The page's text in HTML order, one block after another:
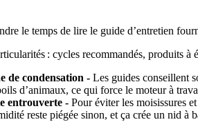
le temps de lire le guide d’entretien
: cycles recommandés, produits
de condensation - Les guides conseillent
d’animaux, ce qui force le moteur à
entrouverte - Pour éviter les moisissures
reste piégée sinon, et ça crée un nid à